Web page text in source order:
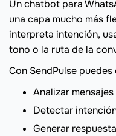
Un chatbot para
una capa mucho más
interpreta intención,
tono o la ruta de la
Con SendPulse
Analizar mensajes
Detectar
Generar